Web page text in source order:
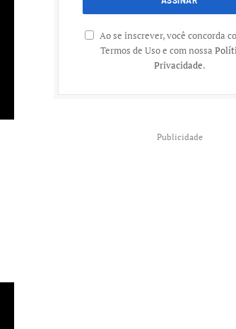
Ao se inscrever, você concorda
Termos de Uso e com nossa
Privacidade.
Publicidade